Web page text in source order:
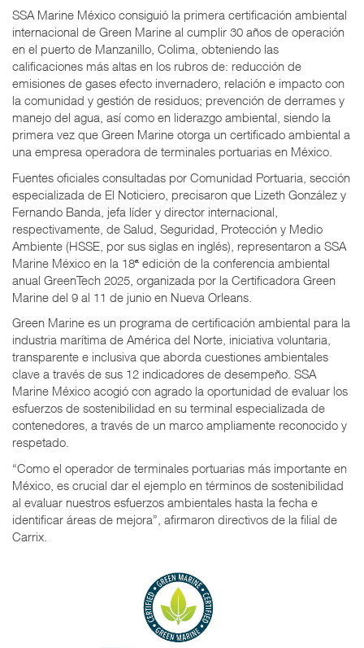
SSA Marine México consiguió la primera certificación ambiental
internacional de Green Marine al cumplir 30 años de operación
en el puerto de Manzanillo, Colima, obteniendo las
calificaciones más altas en los rubros de: reducción de
emisiones de gases efecto invernadero, relación e impacto con
la comunidad y gestión de residuos; prevención de derrames y
manejo del agua, así como en liderazgo ambiental, siendo la
primera vez que Green Marine otorga un certificado ambiental a
una empresa operadora de terminales portuarias en México.
Fuentes oficiales consultadas por Comunidad Portuaria, sección
especializada de El Noticiero, precisaron que Lizeth González y
Fernando Banda, jefa líder y director internacional,
respectivamente, de Salud, Seguridad, Protección y Medio
Ambiente (HSSE, por sus siglas en inglés), representaron a SSA
Marine México en la 18ª edición de la conferencia ambiental
anual GreenTech 2025, organizada por la Certificadora Green
Marine del 9 al 11 de junio en Nueva Orleans.
Green Marine es un programa de certificación ambiental para la
industria marítima de América del Norte, iniciativa voluntaria,
transparente e inclusiva que aborda cuestiones ambientales
clave a través de sus 12 indicadores de desempeño. SSA
Marine México acogió con agrado la oportunidad de evaluar los
esfuerzos de sostenibilidad en su terminal especializada de
contenedores, a través de un marco ampliamente reconocido y
respetado.
“Como el operador de terminales portuarias más importante en
México, es crucial dar el ejemplo en términos de sostenibilidad
al evaluar nuestros esfuerzos ambientales hasta la fecha e
identificar áreas de mejora”, afirmaron directivos de la filial de
Carrix.